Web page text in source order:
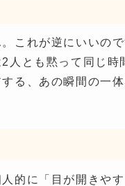
これが逆にいいの
人とも黙って同じ時
る、あの瞬間の一
的に「目が開きや